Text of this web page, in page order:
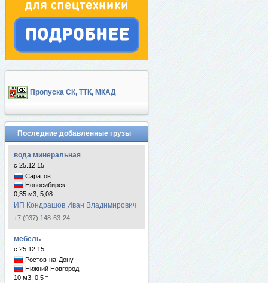
Пропуска СК, ТТК, МКАД
Последние добавленные грузы
вода минеральная
с 25.12.15
Саратов
Новосибирск
0,35 м3, 5,08 т
ИП Кондрашов Иван Владимирович
+7 (937) 148-63-24
мебель
с 25.12.15
Ростов-на-Дону
Нижний Новгород
10 м3, 0,5 т